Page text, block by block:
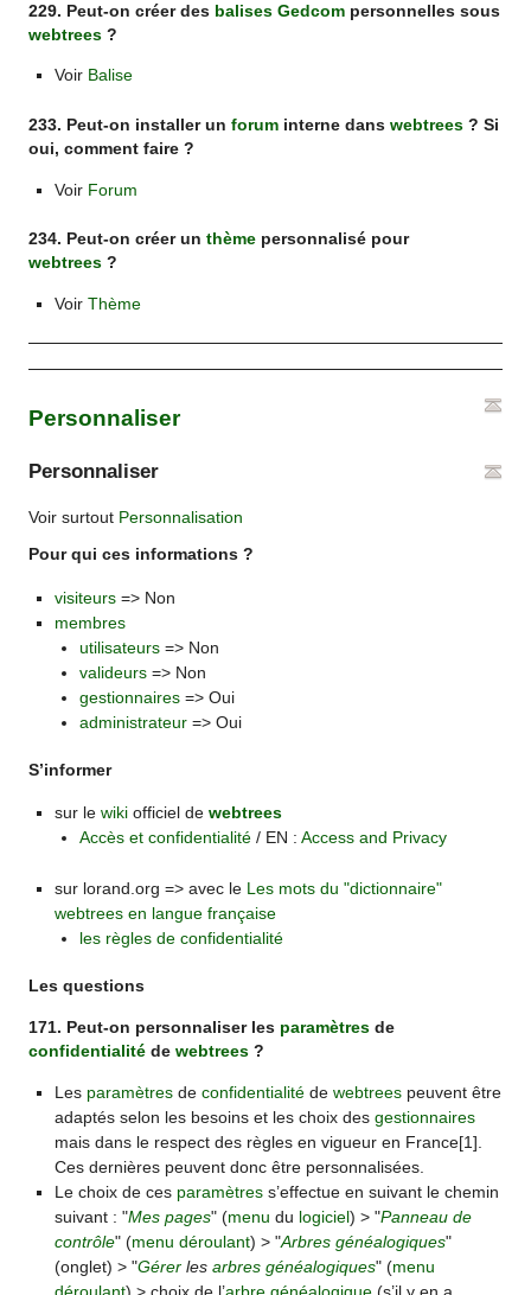
229. Peut-on créer des balises Gedcom personnelles sous
webtrees ?
Voir Balise
233. Peut-on installer unforum interne danswebtrees ? Si
oui, comment faire ?
Voir Forum
234. Peut-on créer unthème personnalisé pour
webtrees ?
Voir Thème
Personnaliser
Personnaliser
Voir surtout Personnalisation
Pour qui ces informations ?
visiteurs=> Non
membres
utilisateurs => Non
valideurs => Non
gestionnaires => Oui
administrateur => Oui
S’informer
sur le wikiofficiel de webtrees
Accès et confidentialité / EN :Access and Privacy
sur lorand.org => avec le Les mots du "dictionnaire"
webtrees en langue française
les règles de confidentialité
Les questions
171. Peut-on personnaliser les paramètres de
confidentialité dewebtrees ?
Les paramètresde confidentialitéde webtreespeuvent être
adaptés selon les besoins et les choix des gestionnaires
mais dans le respect des règles en vigueur en France[1].
Ces dernières peuvent donc être personnalisées.
Le choix de ces paramètress’effectue en suivant le chemin
suivant : "Mes pages" (menu du logiciel) > "Panneau de
contrôle" (menu déroulant) > "Arbres généalogiques"
(onglet) > "Gérerles arbres généalogiques" (menu